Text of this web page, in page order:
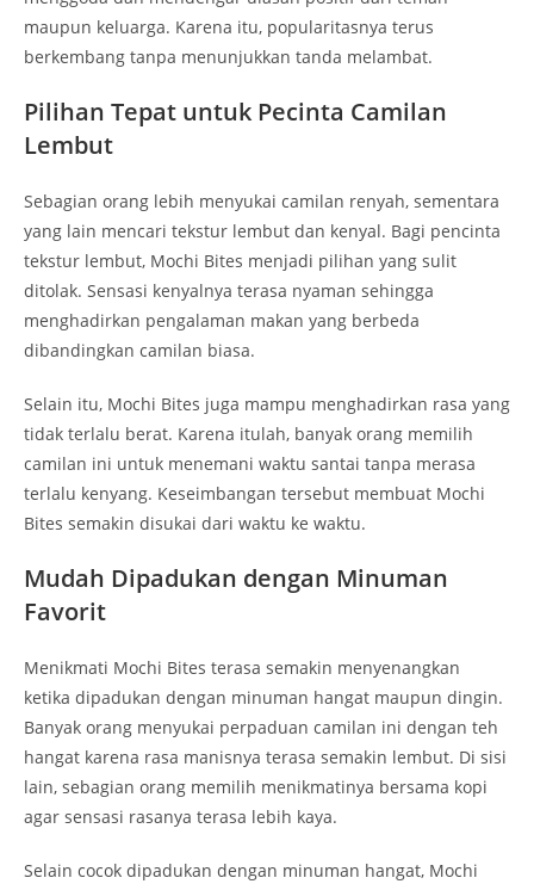
maupun keluarga. Karena itu, popularitasnya terus
berkembang tanpa menunjukkan tanda melambat.
Pilihan Tepat untuk Pecinta Camilan
Lembut
Sebagian orang lebih menyukai camilan renyah, sementara
yang lain mencari tekstur lembut dan kenyal. Bagi pencinta
tekstur lembut, Mochi Bites menjadi pilihan yang sulit
ditolak. Sensasi kenyalnya terasa nyaman sehingga
menghadirkan pengalaman makan yang berbeda
dibandingkan camilan biasa.
Selain itu, Mochi Bites juga mampu menghadirkan rasa yang
tidak terlalu berat. Karena itulah, banyak orang memilih
camilan ini untuk menemani waktu santai tanpa merasa
terlalu kenyang. Keseimbangan tersebut membuat Mochi
Bites semakin disukai dari waktu ke waktu.
Mudah Dipadukan dengan Minuman
Favorit
Menikmati Mochi Bites terasa semakin menyenangkan
ketika dipadukan dengan minuman hangat maupun dingin.
Banyak orang menyukai perpaduan camilan ini dengan teh
hangat karena rasa manisnya terasa semakin lembut. Di sisi
lain, sebagian orang memilih menikmatinya bersama kopi
agar sensasi rasanya terasa lebih kaya.
Selain cocok dipadukan dengan minuman hangat, Mochi